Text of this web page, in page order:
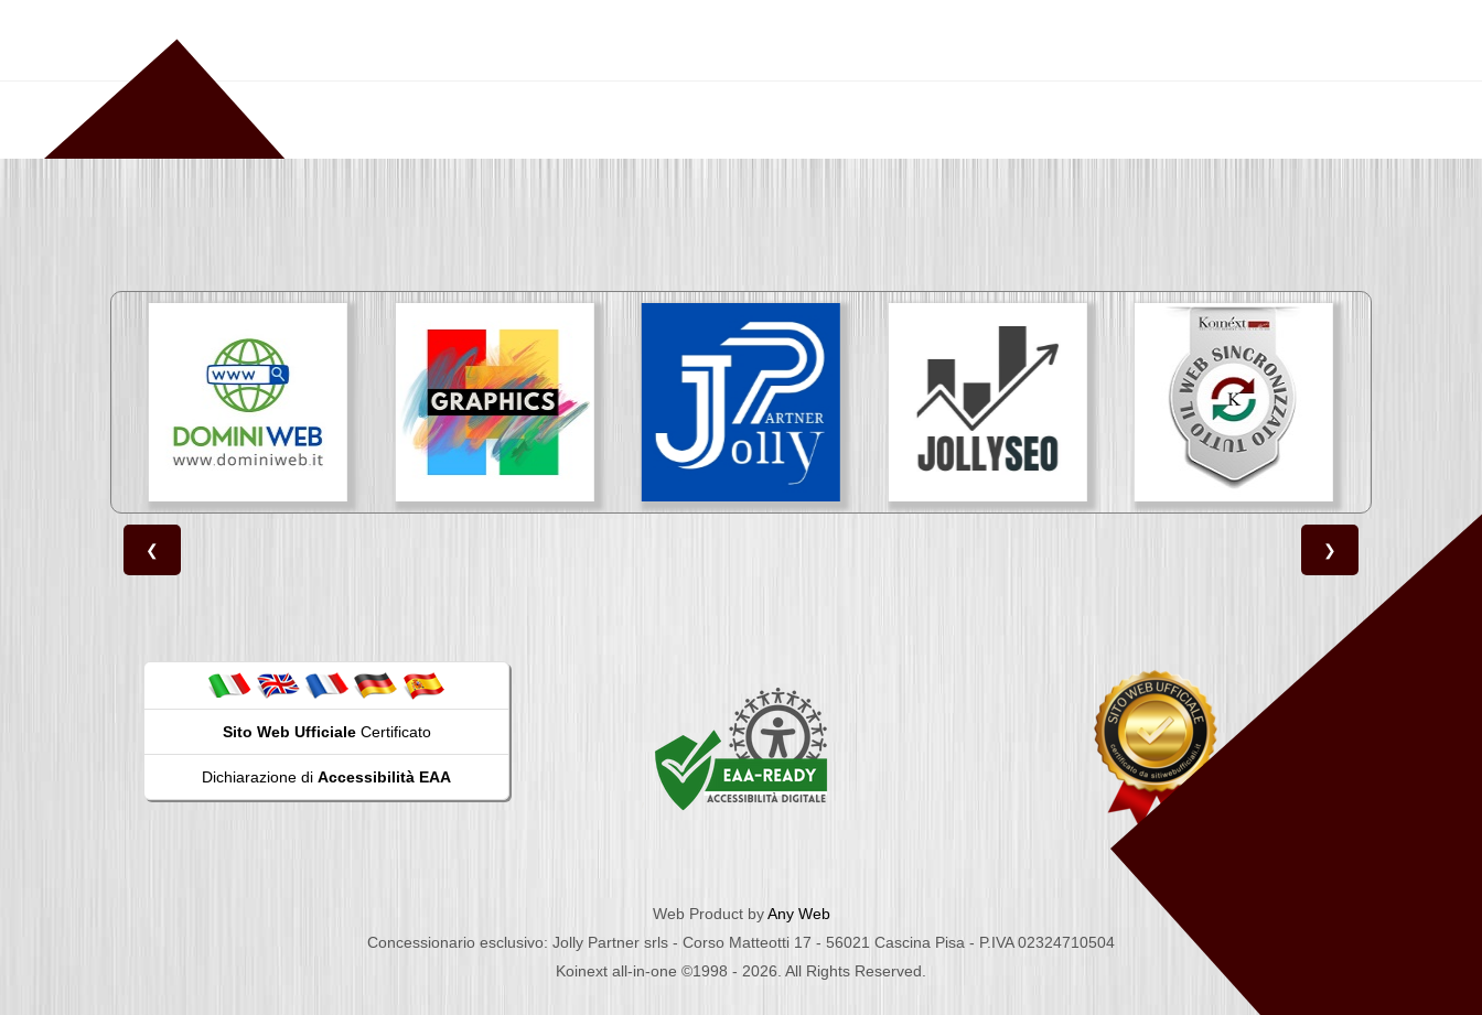
❮ ❯
Sito Web UfficialeCertificato
Dichiarazione di Accessibilità EAA
Web Product byAny Web
Concessionario esclusivo: Jolly Partner srls - Corso Matteotti 17 - 56021 Cascina Pisa - P.IVA 02324710504
Koinext all-in-one ©1998 - 2026. All Rights Reserved.